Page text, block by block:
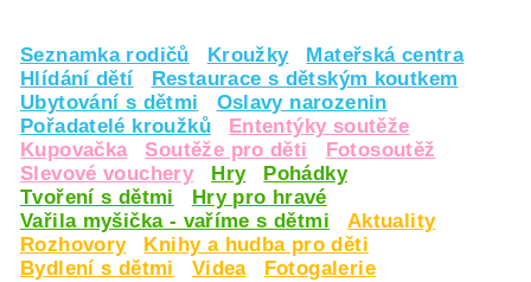
Seznamka rodičů Kroužky
Mateřská centra
Hlídání dětí
Restaurace s dětským koutkem
Ubytování s dětmi
Oslavy narozenin
Pořadatelé kroužků
Ententýky soutěže
Kupovačka
Soutěže pro děti
Fotosoutěž
Slevové vouchery
Hry
Pohádky
Tvoření s dětmi
Hry pro hravé
Vařila myšička - vaříme s dětmi
Aktuality
Rozhovory
Knihy a hudba pro děti
Bydlení s dětmi
Videa
Fotogalerie